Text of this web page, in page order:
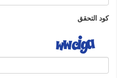
كود التحقق